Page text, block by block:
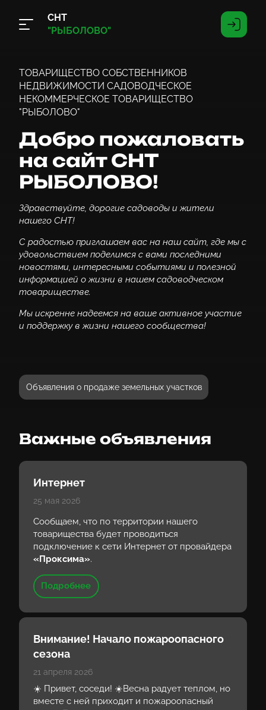
СНТ
"РЫБОЛОВО"
ТОВАРИЩЕСТВО СОБСТВЕННИКОВ
НЕДВИЖИМОСТИ САДОВОДЧЕСКОЕ
НЕКОММЕРЧЕСКОЕ ТОВАРИЩЕСТВО
"РЫБОЛОВО"
Добро пожаловать
на сайт СНТ
РЫБОЛОВО!
Здравствуйте, дорогие садоводы и жители
нашего СНТ!
С радостью приглашаем вас на наш сайт, где мы с
удовольствием поделимся с вами последними
новостями, интересными событиями и полезной
информацией о жизни в нашем садоводческом
товариществе.
Мы искренне надеемся на ваше активное участие
и поддержку в жизни нашего сообщества!
Объявления о продаже земельных участков
Важные объявления
Интернет
25 мая 2026
Сообщаем, что по территории нашего
товарищества будет проводиться
подключение к сети Интернет от провайдера
«Проксима».
Подробнее
Внимание! Начало пожароопасного
сезона
21 апреля 2026
☀️ Привет, соседи! ☀️Весна радует теплом, но
вместе с ней приходит и пожароопасный